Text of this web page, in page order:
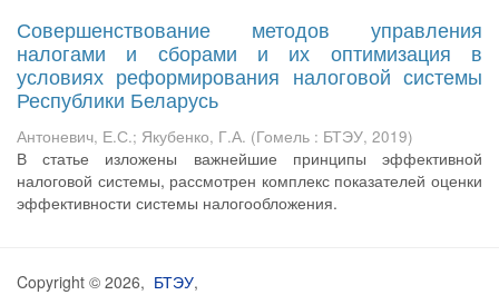
Совершенствование методов управления
налогами и сборами и их оптимизация в
условиях реформирования налоговой системы
Республики Беларусь
Антоневич, Е.С.; Якубенко, Г.А. (Гомель : БТЭУ, 2019)
В статье изложены важнейшие принципы эффективной
налоговой системы, рассмотрен комплекс показателей оценки
эффективности системы налогообложения.
Copyright © 2026, БТЭУ,